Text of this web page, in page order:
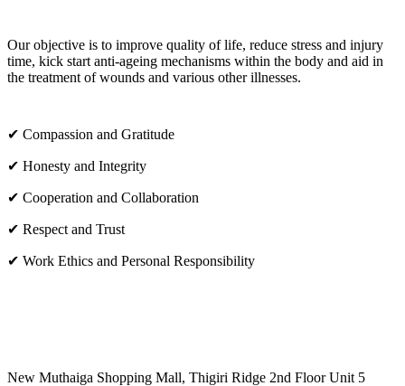
Our objective is to improve quality of life, reduce stress and injury
time, kick start anti-ageing mechanisms within the body and aid in
the treatment of wounds and various other illnesses.
✔ Compassion and Gratitude
✔ Honesty and Integrity
✔ Cooperation and Collaboration
✔ Respect and Trust
✔ Work Ethics and Personal Responsibility
New Muthaiga Shopping Mall, Thigiri Ridge 2nd Floor Unit 5